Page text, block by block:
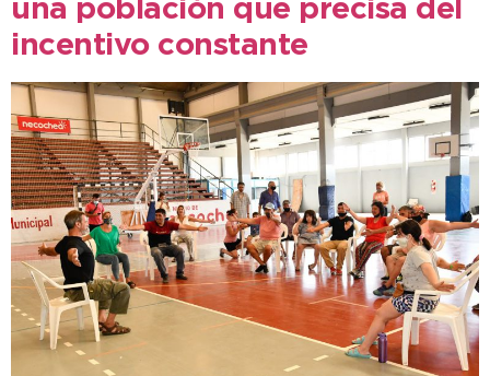
una población que precisa del
incentivo constante